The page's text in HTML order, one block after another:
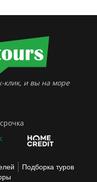
клик, и вы на море
Подборка туров